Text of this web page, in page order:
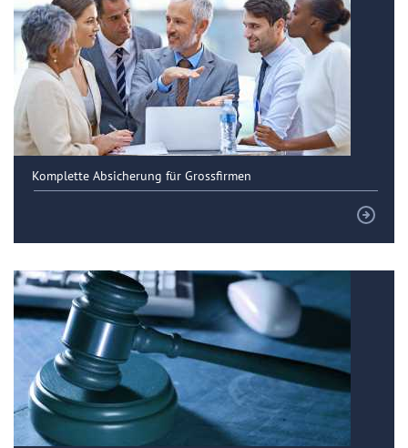
Komplette Absicherung für Grossfirmen